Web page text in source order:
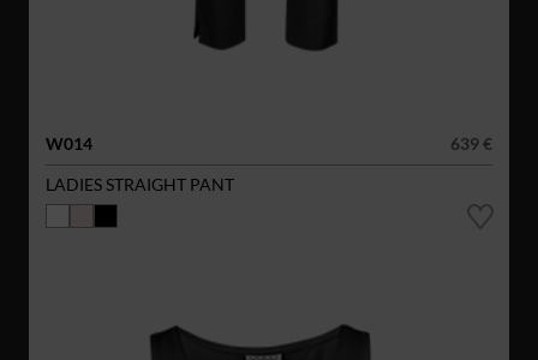
W014
639 €
LADIES STRAIGHT PANT